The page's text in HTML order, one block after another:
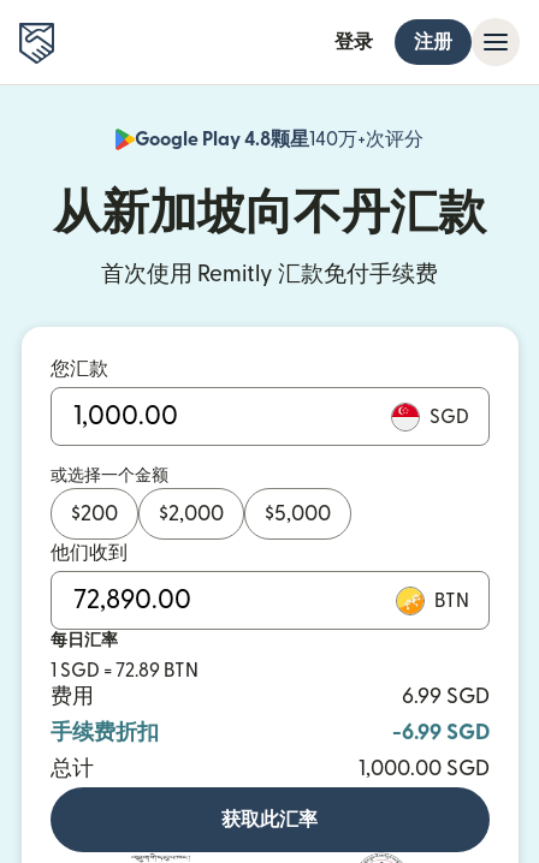
登录 注册
Google Play 4.8颗星140万+次评分
从新加坡向不丹汇款
首次使用 Remitly 汇款免付手续费
您汇款
SGD
或选择一个金额
$200 $2,000 $5,000
他们收到
BTN
每日汇率
1 SGD = 72.89 BTN
费用
6.99 SGD
手续费折扣
-6.99 SGD
总计
1,000.00 SGD
获取此汇率